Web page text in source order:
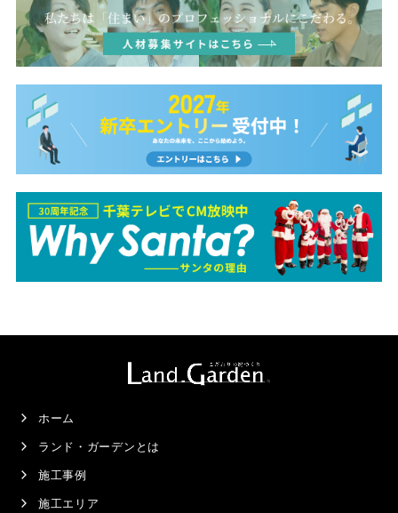
ホーム
ランド・ガーデンとは
施工事例
施工エリア